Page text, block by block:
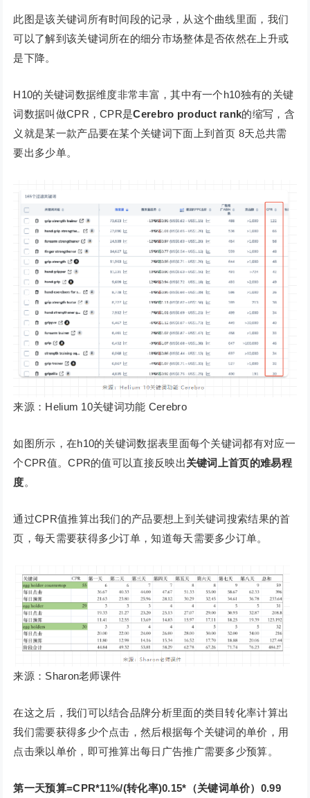
此图是该关键词所有时间段的记录，从这个曲线里面，我们
可以了解到该关键词所在的细分市场整体是否依然在上升或
是下降。
H10的关键词数据维度非常丰富，其中有一个h10独有的关键
词数据叫做CPR，CPR是Cerebro product rank的缩写，含
义就是某一款产品要在某个关键词下面上到首页 8天总共需
要出多少单。
来源：Helium 10关键词功能 Cerebro
如图所示，在h10的关键词数据表里面每个关键词都有对应一
个CPR值。CPR的值可以直接反映出关键词上首页的难易程
度。
通过CPR值推算出我们的产品要想上到关键词搜索结果的首
页，每天需要获得多少订单，知道每天需要多少订单。
来源：Sharon老师课件
在这之后，我们可以结合品牌分析里面的类目转化率计算出
我们需要获得多少个点击，然后根据每个关键词的单价，用
点击乘以单价，即可推算出每日广告推广需要多少预算。
第一天预算=CPR*11%/(转化率)0.15*（关键词单价）0.99